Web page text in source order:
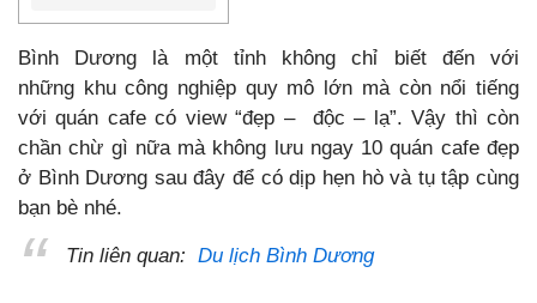
Bình Dương là một tỉnh không chỉ biết đến với
những khu công nghiệp quy mô lớn mà còn nổi tiếng
với quán cafe có view “đẹp – độc – lạ”. Vậy thì còn
chần chừ gì nữa mà không lưu ngay 10 quán cafe đẹp
ở Bình Dương sau đây để có dịp hẹn hò và tụ tập cùng
bạn bè nhé.
Tin liên quan: Du lịch Bình Dương